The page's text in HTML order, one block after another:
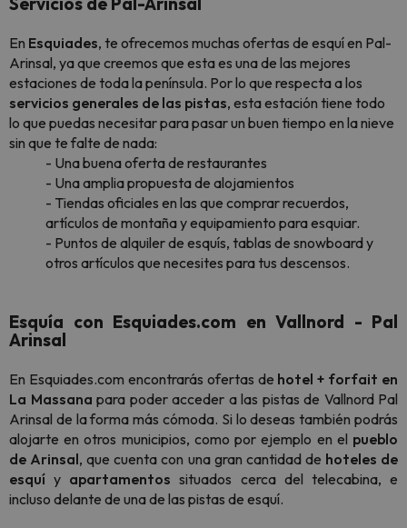
En Esquiades, te ofrecemos muchas ofertas de esquí en Pal-
Arinsal, ya que creemos que esta es una de las mejores
estaciones de toda la península. Por lo que respecta a los
servicios generales de las pistas, esta estación tiene todo
lo que puedas necesitar para pasar un buen tiempo en la nieve
sin que te falte de nada:
- Una buena oferta de restaurantes
- Una amplia propuesta de alojamientos
- Tiendas oficiales en las que comprar recuerdos,
artículos de montaña y equipamiento para esquiar.
- Puntos de alquiler de esquís, tablas de snowboard y
otros artículos que necesites para tus descensos.
Esquía con Esquiades.com en Vallnord - Pal
Arinsal
En Esquiades.com encontrarás ofertas de hotel + forfait en
La Massana para poder acceder a las pistas de Vallnord Pal
Arinsal de la forma más cómoda. Si lo deseas también podrás
alojarte en otros municipios, como por ejemplo en el pueblo
de Arinsal, que cuenta con una gran cantidad de hoteles de
esquíy apartamentos situados cerca del telecabina, e
incluso delante de una de las pistas de esquí.